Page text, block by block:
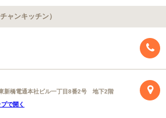
ャンキッチン）
新橋電通本社ビル一丁目8番2号 地下2階
で開く